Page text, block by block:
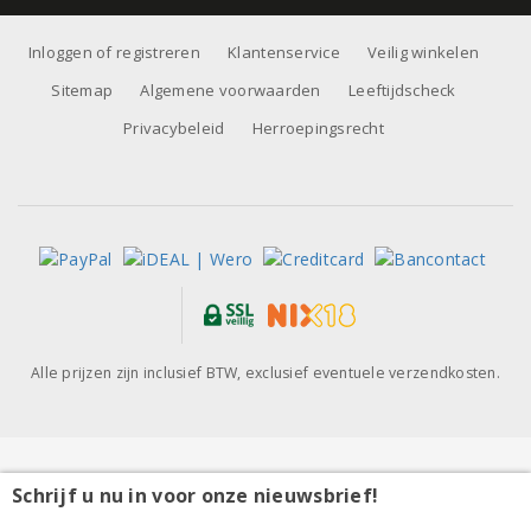
Palliser Estate Martinborough Pencarrow Pinot Noir
Inloggen of registreren Klantenservice
Veilig winkelen
Sitemap
Algemene voorwaarden
Leeftijdscheck
Privacybeleid
Herroepingsrecht
Alle prijzen zijn inclusief BTW, exclusief eventuele verzendkosten.
Schrijf u nu in voor onze nieuwsbrief!